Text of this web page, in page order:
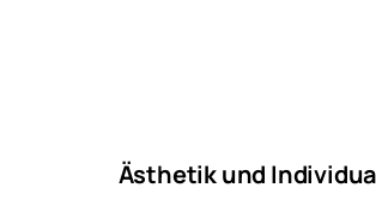
Ästhetik und